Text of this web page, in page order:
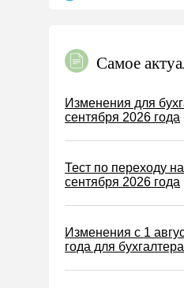
Земельный налог
Налог на рекламу
Торговый сбор
Туристический
Водный налог
Экологический
Самое
Изменения для
сентября 2026 года
Тест по переходу
сентября 2026 года
Изменения с 1
года для